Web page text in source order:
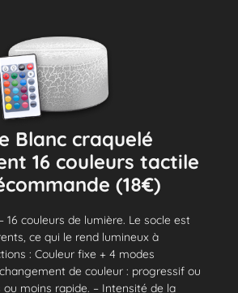
Blanc craquelé
16 couleurs tactile
(18€)
16 couleurs de lumière. Le socle est
ce qui le rend lumineux à
: Couleur fixe + 4 modes
de couleur : progressif ou
moins rapide. – Intensité de la